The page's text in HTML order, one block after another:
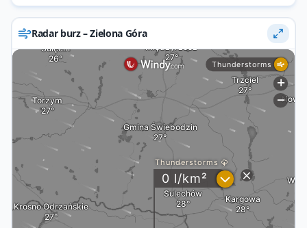
Radar burz – Zielona Góra